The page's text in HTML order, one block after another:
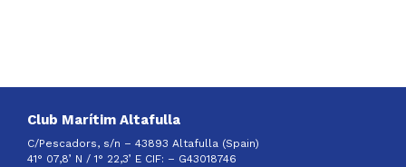
Club Marítim Altafulla
C/Pescadors, s/n – 43893 Altafulla (Spain)
41° 07,8’ N / 1° 22,3’ E CIF: – G43018746